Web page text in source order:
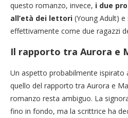
questo romanzo, invece, i due
all’età dei lettori (Young Adult)
effettivamente come due ragazzi
Il rapporto tra Aurora e
Un aspetto probabilmente ispirato
quello del rapporto tra Aurora e
romanzo resta ambiguo. La
fino in fondo, ma la scrittrice ha